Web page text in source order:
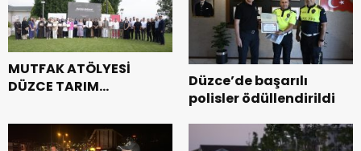
MUTFAK ATÖLYESİ
DÜZCE TARIM
KURULUYOR PROJESİ
TAMAMLANDI
Düzce’de başarılı
polisler ödüllendirildi